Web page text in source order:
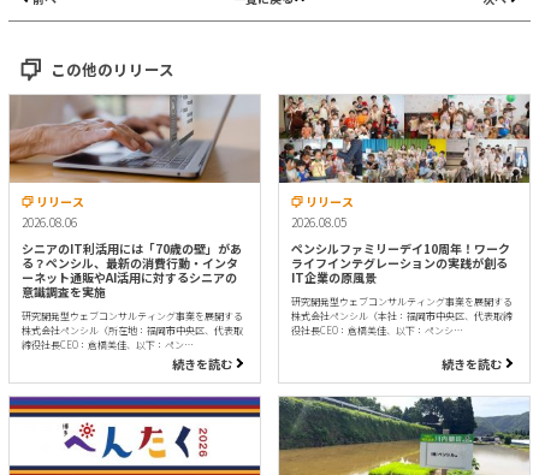
この他のリリース
リリース
2026.08.06
シニアのIT利活用には「70歳の壁」があ
る？ペンシル、最新の消費行動・インタ
ーネット通販やAI活用に対するシニアの
意識調査を実施
研究開発型ウェブコンサルティング事業を展開する
株式会社ペンシル（所在地：福岡市中央区、代表取
締役社長CEO：倉橋美佳、以下：ペン…
続きを読む
リリース
2026.08.05
ペンシルファミリーデイ10周年！ワーク
ライフインテグレーションの実践が創る
IT企業の原風景
研究開発型ウェブコンサルティング事業を展開する
株式会社ペンシル（本社：福岡市中央区、代表取締
役社長CEO：倉橋美佳、以下：ペンシ…
続きを読む